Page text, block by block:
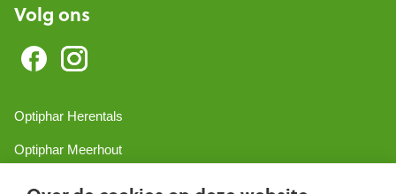
Volg ons
Optiphar Herentals
Optiphar Meerhout